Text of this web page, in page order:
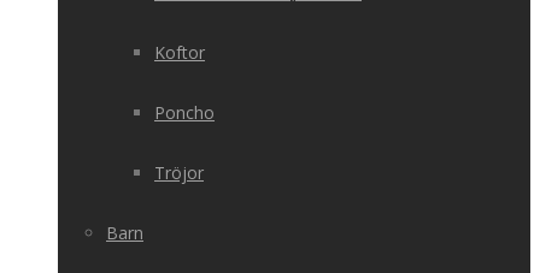
Koftor
Poncho
Tröjor
Barn